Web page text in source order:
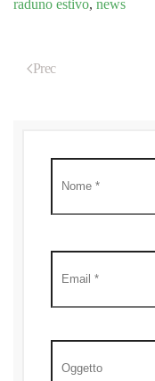
raduno estivo, news
Prec